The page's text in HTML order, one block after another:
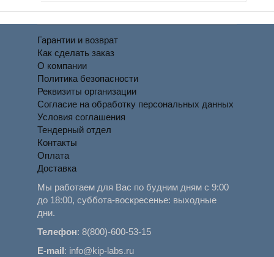
Гарантии и возврат
Как сделать заказ
О компании
Политика безопасности
Реквизиты организации
Согласие на обработку персональных данных
Условия соглашения
Тендерный отдел
Контакты
Оплата
Доставка
Мы работаем для Вас по будним дням с 9:00
до 18:00, суббота-воскресенье: выходные
дни.
Телефон:8(800)-600-53-15
E-mail: info@kip-labs.ru